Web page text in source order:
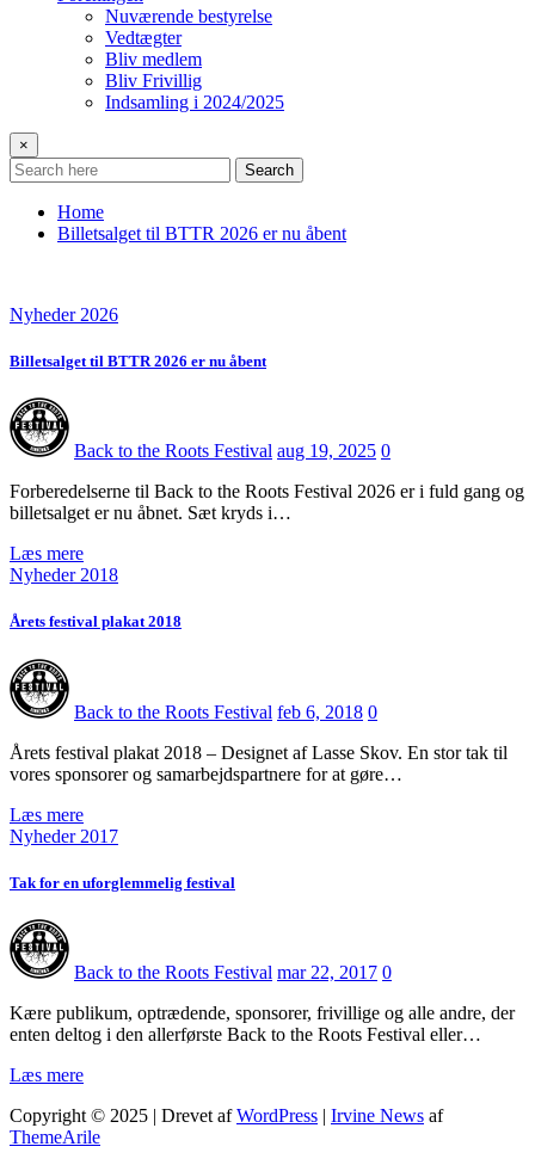
Nuværende bestyrelse
Vedtægter
Bliv medlem
Bliv Frivillig
Indsamling i 2024/2025
×
Search
Home
Billetsalget til BTTR 2026 er nu åbent
Nyheder 2026
Billetsalget til BTTR 2026 er nu åbent
Back to the Roots Festival aug 19, 2025 0
Forberedelserne til Back to the Roots Festival 2026 er i fuld gang og
billetsalget er nu åbnet. Sæt kryds i…
Læs mere
Nyheder 2018
Årets festival plakat 2018
Back to the Roots Festival feb 6, 2018 0
Årets festival plakat 2018 – Designet af Lasse Skov. En stor tak til
vores sponsorer og samarbejdspartnere for at gøre…
Læs mere
Nyheder 2017
Tak for en uforglemmelig festival
Back to the Roots Festival mar 22, 2017 0
Kære publikum, optrædende, sponsorer, frivillige og alle andre, der
enten deltog i den allerførste Back to the Roots Festival eller…
Læs mere
Copyright © 2025 | Drevet afWordPress | Irvine News af
ThemeArile